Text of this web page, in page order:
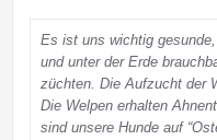
Es ist uns wichtig
und unter der Erde
züchten. Die Aufzucht der
Die Welpen erhalten
sind unsere Hunde auf